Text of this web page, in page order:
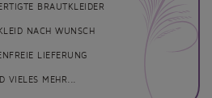
BRAUTKLEIDER
NACH WUNSCH
LIEFERUNG
VIELES MEHR...